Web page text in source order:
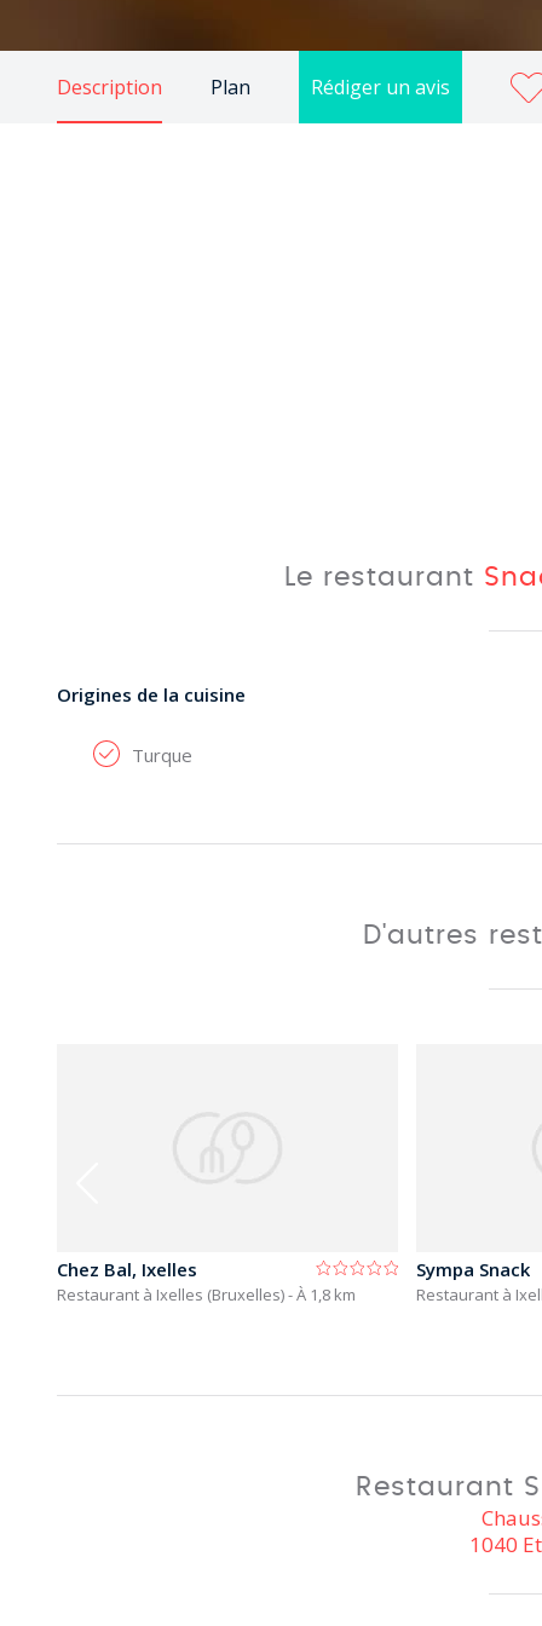
Description Plan Rédiger un avis
Le restaurant
Origines de la cuisine
Turque
D'autres
Chez Bal, Ixelles
Restaurant à Ixelles (Bruxelles)- À 1,8 km
Sympa Snack
Restaurant à
Restaurant
1040